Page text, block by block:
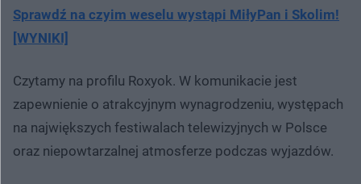
Sprawdź na czyim weselu wystąpi MiłyPan i Skolim!
[WYNIKI]
Czytamy na profilu Roxyok. W komunikacie jest
zapewnienie o atrakcyjnym wynagrodzeniu, występach
na największych festiwalach telewizyjnych w Polsce
oraz niepowtarzalnej atmosferze podczas wyjazdów.